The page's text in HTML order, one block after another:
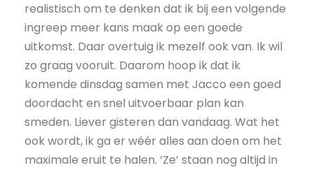
realistisch om te denken dat ik bij een volgende
ingreep meer kans maak op een goede
uitkomst. Daar overtuig ik mezelf ook van. Ik wil
zo graag vooruit. Daarom hoop ik dat ik
komende dinsdag samen met Jacco een goed
doordacht en snel uitvoerbaar plan kan
smeden. Liever gisteren dan vandaag. Wat het
ook wordt, ik ga er wéér alles aan doen om het
maximale eruit te halen. ‘Ze’ staan nog altijd in